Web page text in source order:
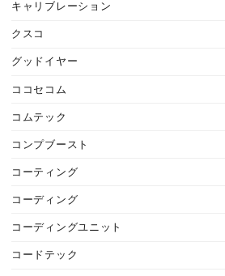
キャリブレーション
クスコ
グッドイヤー
ココセコム
コムテック
コンプブースト
コーティング
コーディング
コーディングユニット
コードテック